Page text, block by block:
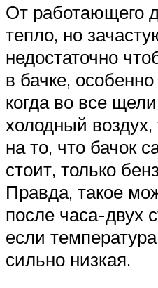
От работающего
тепло, но
недостаточно
в бачке,
когда во все
холодный воздух,
на то, что бачок
стоит, только
Правда, такое
после часа-двух
если
сильно низкая.